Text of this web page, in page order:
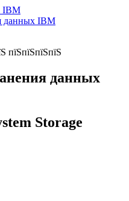
IBM
данных IBM
данных
Storage